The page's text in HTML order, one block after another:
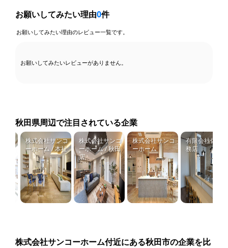
お願いしてみたい理由0件
お願いしてみたい理由のレビュー一覧です。
お願いしてみたいレビューがありません。
秋田県周辺で注目されている企業
株式会社サンコ
ーホーム / 本社
株式会社サンコ
ーホーム / 秋田
店
株式会社サンコ
ーホーム
有限会社佐藤工
務店
株式会社サンコーホーム付近にある秋田市の企業を比